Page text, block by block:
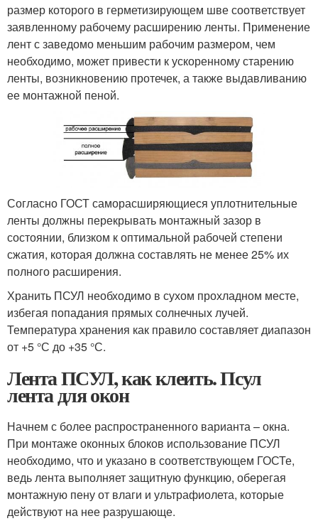
размер которого в герметизирующем шве соответствует
заявленному рабочему расширению ленты. Применение
лент с заведомо меньшим рабочим размером, чем
необходимо, может привести к ускоренному старению
ленты, возникновению протечек, а также выдавливанию
ее монтажной пеной.
Согласно ГОСТ саморасширяющиеся уплотнительные
ленты должны перекрывать монтажный зазор в
состоянии, близком к оптимальной рабочей степени
сжатия, которая должна составлять не менее 25% их
полного расширения.
Хранить ПСУЛ необходимо в сухом прохладном месте,
избегая попадания прямых солнечных лучей.
Температура хранения как правило составляет диапазон
от +5 °С до +35 °С.
Лента ПСУЛ, как клеить. Псул
лента для окон
Начнем с более распространенного варианта – окна.
При монтаже оконных блоков использование ПСУЛ
необходимо, что и указано в соответствующем ГОСТе,
ведь лента выполняет защитную функцию, оберегая
монтажную пену от влаги и ультрафиолета, которые
действуют на нее разрушающе.